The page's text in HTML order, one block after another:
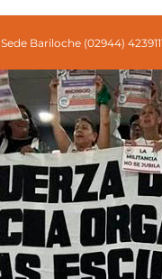
Sede Bariloche (02944)